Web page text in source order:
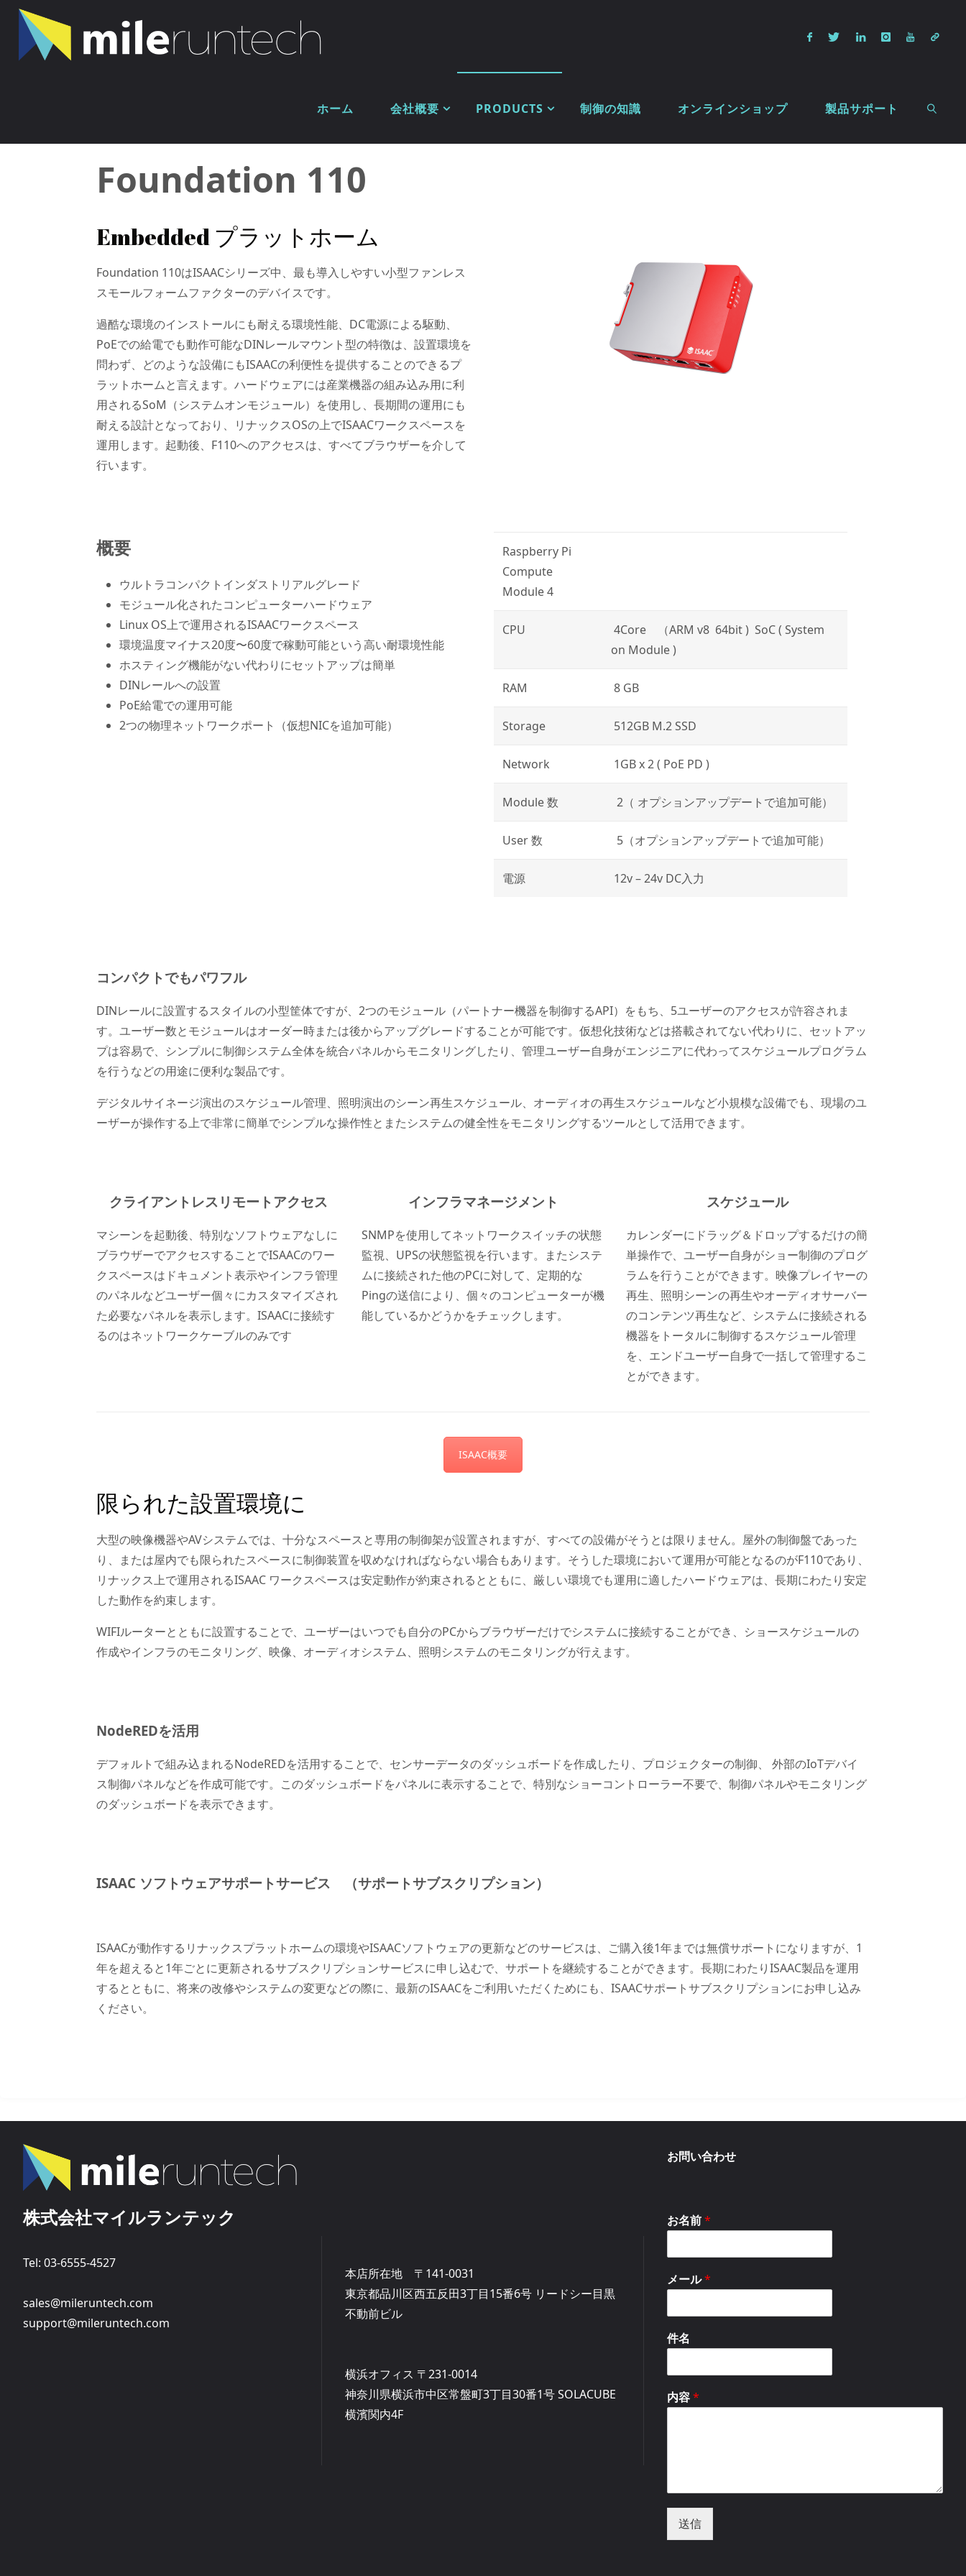
ホーム 会社概要 PRODUCTS 制御の知識 オンラインショップ 製品サポート
Foundation 110
Embedded プラットホーム
Foundation 110はISAACシリーズ中、最も導入しやすい小型ファンレス
スモールフォームファクターのデバイスです。
過酷な環境のインストールにも耐える環境性能、DC電源による駆動、
PoEでの給電でも動作可能なDINレールマウント型の特徴は、設置環境を
問わず、どのような設備にもISAACの利便性を提供することのできるプ
ラットホームと言えます。ハードウェアには産業機器の組み込み用に利
用されるSoM（システムオンモジュール）を使用し、長期間の運用にも
耐える設計となっており、リナックスOSの上でISAACワークスペースを
運用します。起動後、F110へのアクセスは、すべてブラウザーを介して
行います。
概要
ウルトラコンパクトインダストリアルグレード
モジュール化されたコンピューターハードウェア
Linux OS上で運用されるISAACワークスペース
環境温度マイナス20度〜60度で稼動可能という高い耐環境性能
ホスティング機能がない代わりにセットアップは簡単
DINレールへの設置
PoE給電での運用可能
2つの物理ネットワークポート（仮想NICを追加可能）
Raspberry Pi
Compute
Module 4
CPU
4Core （ARM v8 64bit ) SoC ( System
on Module )
RAM 8 GB
Storage 512GB M.2 SSD
Network 1GB x 2 ( PoE PD )
Module 数 2（ オプションアップデートで追加可能）
User 数 5（オプションアップデートで追加可能）
電源 12v – 24v DC入力
コンパクトでもパワフル
DINレールに設置するスタイルの小型筐体ですが、2つのモジュール（パートナー機器を制御するAPI）をもち、5ユーザーのアクセスが許容されま
す。ユーザー数とモジュールはオーダー時または後からアップグレードすることが可能です。仮想化技術などは搭載されてない代わりに、セットアッ
プは容易で、シンプルに制御システム全体を統合パネルからモニタリングしたり、管理ユーザー自身がエンジニアに代わってスケジュールプログラム
を行うなどの用途に便利な製品です。
デジタルサイネージ演出のスケジュール管理、照明演出のシーン再生スケジュール、オーディオの再生スケジュールなど小規模な設備でも、現場のユ
ーザーが操作する上で非常に簡単でシンプルな操作性とまたシステムの健全性をモニタリングするツールとして活用できます。
クライアントレスリモートアクセス
マシーンを起動後、特別なソフトウェアなしに
ブラウザーでアクセスすることでISAACのワー
クスペースはドキュメント表示やインフラ管理
のパネルなどユーザー個々にカスタマイズされ
た必要なパネルを表示します。ISAACに接続す
るのはネットワークケーブルのみです
インフラマネージメント
SNMPを使用してネットワークスイッチの状態
監視、UPSの状態監視を行います。またシステ
ムに接続された他のPCに対して、定期的な
Pingの送信により、個々のコンピューターが機
能しているかどうかをチェックします。
スケジュール
カレンダーにドラッグ＆ドロップするだけの簡
単操作で、ユーザー自身がショー制御のプログ
ラムを行うことができます。映像プレイヤーの
再生、照明シーンの再生やオーディオサーバー
のコンテンツ再生など、システムに接続される
機器をトータルに制御するスケジュール管理
を、エンドユーザー自身で一括して管理するこ
とができます。
ISAAC概要
限られた設置環境に
大型の映像機器やAVシステムでは、十分なスペースと専用の制御架が設置されますが、すべての設備がそうとは限りません。屋外の制御盤であった
り、または屋内でも限られたスペースに制御装置を収めなければならない場合もあります。そうした環境において運用が可能となるのがF110であり、
リナックス上で運用されるISAAC ワークスペースは安定動作が約束されるとともに、厳しい環境でも運用に適したハードウェアは、長期にわたり安定
した動作を約束します。
WIFIルーターとともに設置することで、ユーザーはいつでも自分のPCからブラウザーだけでシステムに接続することができ、ショースケジュールの
作成やインフラのモニタリング、映像、オーディオシステム、照明システムのモニタリングが行えます。
NodeREDを活用
デフォルトで組み込まれるNodeREDを活用することで、センサーデータのダッシュボードを作成したり、プロジェクターの制御、 外部のIoTデバイ
ス制御パネルなどを作成可能です。このダッシュボードをパネルに表示することで、特別なショーコントローラー不要で、制御パネルやモニタリング
のダッシュボードを表示できます。
ISAAC ソフトウェアサポートサービス （サポートサブスクリプション）
ISAACが動作するリナックスプラットホームの環境やISAACソフトウェアの更新などのサービスは、ご購入後1年までは無償サポートになりますが、1
年を超えると1年ごとに更新されるサブスクリプションサービスに申し込むで、サポートを継続することができます。長期にわたりISAAC製品を運用
するとともに、将来の改修やシステムの変更などの際に、最新のISAACをご利用いただくためにも、ISAACサポートサブスクリプションにお申し込み
ください。
株式会社マイルランテック
Tel: 03-6555-4527
sales@mileruntech.com
support@mileruntech.com
本店所在地 〒141-0031
東京都品川区西五反田3丁目15番6号 リードシー目黒
不動前ビル
横浜オフィス 〒231-0014
神奈川県横浜市中区常盤町3丁目30番1号 SOLACUBE
横濱関内4F
お問い合わせ
お名前*
メール*
件名
内容*
送信